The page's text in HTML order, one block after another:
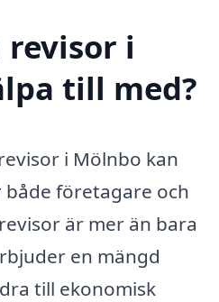
revisor i
till med?
i Mölnbo kan
företagare och
är mer än bara
en mängd
till ekonomisk